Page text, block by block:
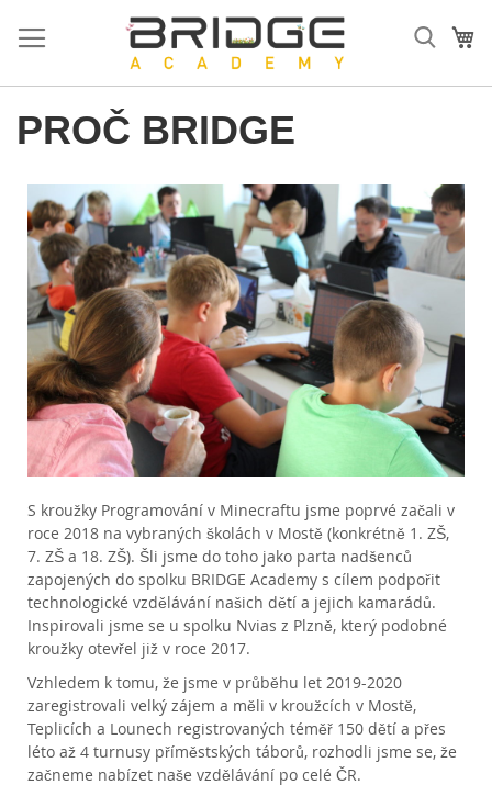
na
PROČ BRIDGE
S kroužky Programování v Minecraftu jsme poprvé začali v
roce 2018 na vybraných školách v Mostě (konkrétně 1. ZŠ,
7. ZŠ a 18. ZŠ). Šli jsme do toho jako parta nadšenců
zapojených do spolku BRIDGE Academy s cílem podpořit
technologické vzdělávání našich dětí a jejich kamarádů.
Inspirovali jsme se u spolku Nvias z Plzně, který podobné
kroužky otevřel již v roce 2017.
Vzhledem k tomu, že jsme v průběhu let 2019-2020
zaregistrovali velký zájem a měli v kroužcích v Mostě,
Teplicích a Lounech registrovaných téměř 150 dětí a přes
léto až 4 turnusy příměstských táborů, rozhodli jsme se, že
začneme nabízet naše vzdělávání po celé ČR.